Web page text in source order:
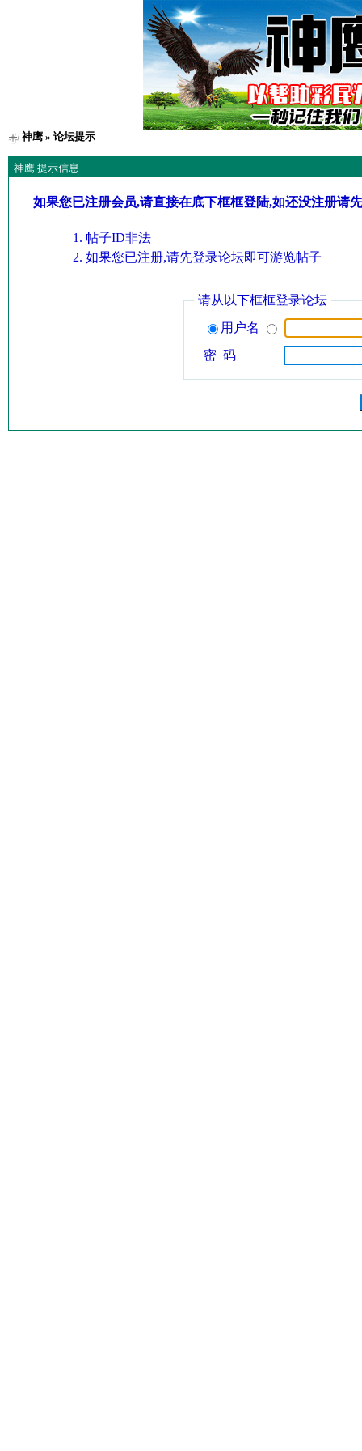
神鹰» 论坛提示
神鹰 提示信息
如果您已注册会员,请直接在底下框框登陆,如还没注册请
帖子ID非法
如果您已注册,请先登录论坛即可游览帖子
请从以下框框登录论坛
用户名
密 码